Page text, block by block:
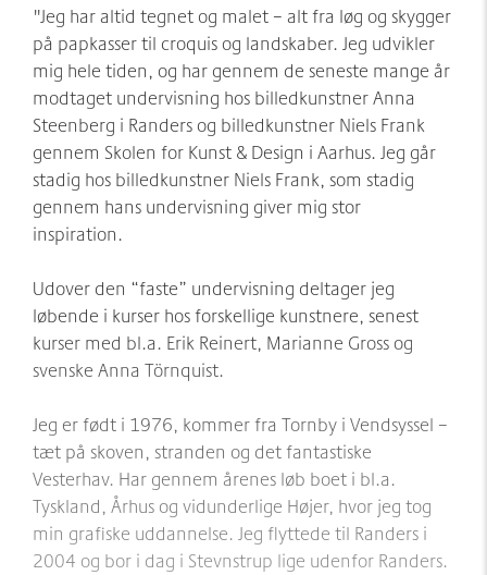
"Jeg har altid tegnet og malet – alt fra løg og skygger
på papkasser til croquis og landskaber. Jeg udvikler
mig hele tiden, og har gennem de seneste mange år
modtaget undervisning hos billedkunstner Anna
Steenberg i Randers og billedkunstner Niels Frank
gennem Skolen for Kunst & Design i Aarhus. Jeg går
stadig hos billedkunstner Niels Frank, som stadig
gennem hans undervisning giver mig stor
inspiration.
Udover den “faste” undervisning deltager jeg
løbende i kurser hos forskellige kunstnere, senest
kurser med bl.a. Erik Reinert, Marianne Gross og
svenske Anna Törnquist.
Jeg er født i 1976, kommer fra Tornby i Vendsyssel –
tæt på skoven, stranden og det fantastiske
Vesterhav. Har gennem årenes løb boet i bl.a.
Tyskland, Århus og vidunderlige Højer, hvor jeg tog
min grafiske uddannelse. Jeg flyttede til Randers i
2004 og bor i dag i Stevnstrup lige udenfor Randers.